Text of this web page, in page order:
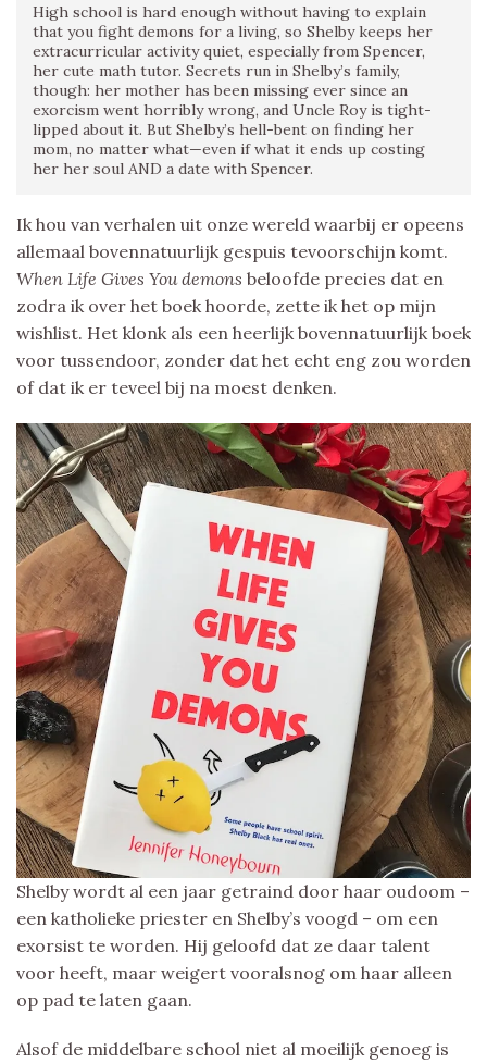
High school is hard enough without having to explain
that you fight demons for a living, so Shelby keeps her
extracurricular activity quiet, especially from Spencer,
her cute math tutor. Secrets run in Shelby’s family,
though: her mother has been missing ever since an
exorcism went horribly wrong, and Uncle Roy is tight-
lipped about it. But Shelby’s hell-bent on finding her
mom, no matter what—even if what it ends up costing
her her soul AND a date with Spencer.
Ik hou van verhalen uit onze wereld waarbij er opeens
allemaal bovennatuurlijk gespuis tevoorschijn komt.
When Life Gives You demons beloofde precies dat en
zodra ik over het boek hoorde, zette ik het op mijn
wishlist. Het klonk als een heerlijk bovennatuurlijk boek
voor tussendoor, zonder dat het echt eng zou worden
of dat ik er teveel bij na moest denken.
Shelby wordt al een jaar getraind door haar oudoom –
een katholieke priester en Shelby’s voogd – om een
exorsist te worden. Hij geloofd dat ze daar talent
voor heeft, maar weigert vooralsnog om haar alleen
op pad te laten gaan.
Alsof de middelbare school niet al moeilijk genoeg is